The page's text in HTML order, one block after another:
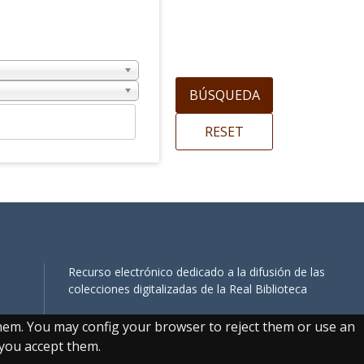
You may config your browser to reject them or use an
accept them.
Recurso electrónico dedicado a la difusión de las
colecciones digitalizadas de la Real Biblioteca